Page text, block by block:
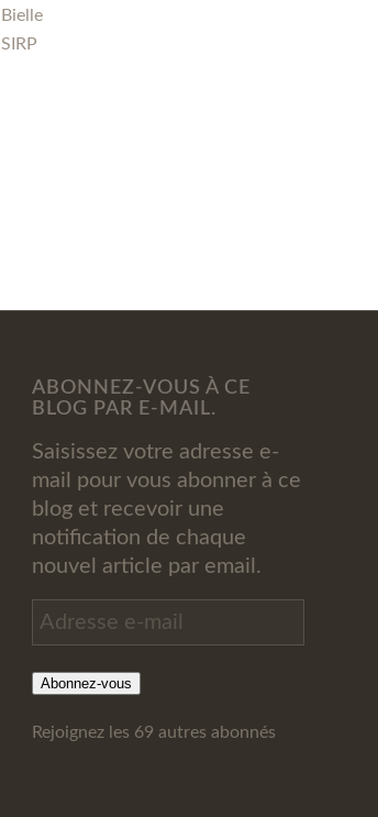
Bielle
SIRP
ABONNEZ-VOUS À CE
BLOG PAR E-MAIL.
Saisissez votre adresse e-
mail pour vous abonner à ce
blog et recevoir une
notification de chaque
nouvel article par email.
Adresse
e-
mail
Abonnez-vous
Rejoignez les 69 autres abonnés